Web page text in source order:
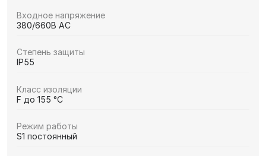
Входное напряжение
380/660В AC
Степень защиты
IP55
Класс изоляции
F до 155 °C
Режим работы
S1 постоянный